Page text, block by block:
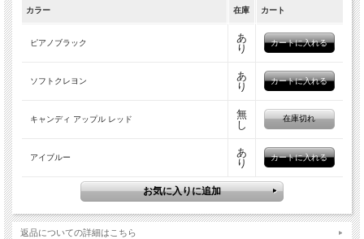
ング機能、
最適なサイズ、形状、ボタンの配置をゼロから見直しました。
ハイエンドモデルのT20と比べ、42％容積ダウンを実現しています。
スタイリッシュな印象を与える流線形のデザインは、風切り音の軽減の効果もあり
カラー 在庫 カート
ピアノブラック
あ
り
ソフトクレヨン
あ
り
キャンディ アップル レッド
無
し
在庫切れ
アイブルー
あ
り
返品についての詳細はこちら